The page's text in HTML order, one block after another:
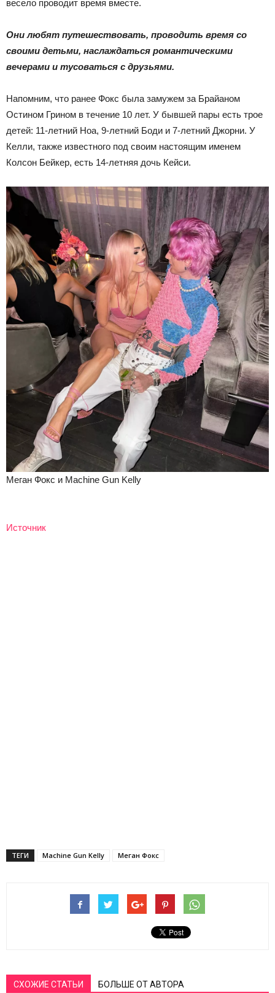
весело проводит время вместе.
Они любят путешествовать, проводить время со
своими детьми, наслаждаться романтическими
вечерами и тусоваться с друзьями.
Напомним, что ранее Фокс была замужем за Брайаном
Остином Грином в течение 10 лет. У бывшей пары есть трое
детей: 11-летний Ноа, 9-летний Боди и 7-летний Джорни. У
Келли, также известного под своим настоящим именем
Колсон Бейкер, есть 14-летняя дочь Кейси.
Меган Фокс и Machine Gun Kelly
Источник
ТЕГИ Machine Gun Kelly Меган Фокс
СХОЖИЕ СТАТЬИ БОЛЬШЕ ОТ АВТОРА